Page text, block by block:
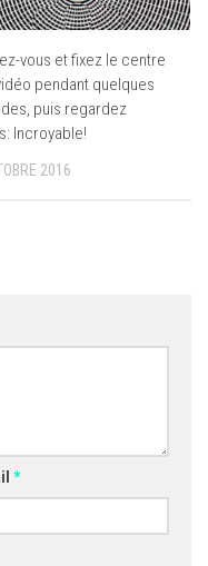
vous et fixez le centre
pendant quelques
puis regardez
Incroyable!
2016
*